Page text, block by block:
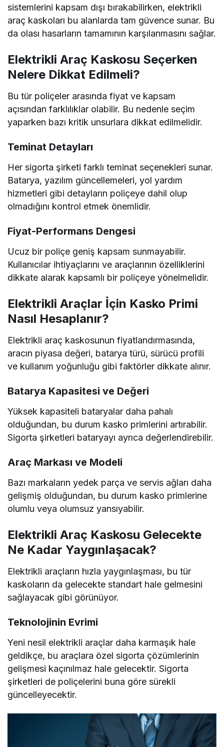
sistemlerini kapsam dışı bırakabilirken, elektrikli
araç kaskoları bu alanlarda tam güvence sunar. Bu
da olası hasarların tamamının karşılanmasını sağlar.
Elektrikli Araç Kaskosu Seçerken
Nelere Dikkat Edilmeli?
Bu tür poliçeler arasında fiyat ve kapsam
açısından farklılıklar olabilir. Bu nedenle seçim
yaparken bazı kritik unsurlara dikkat edilmelidir.
Teminat Detayları
Her sigorta şirketi farklı teminat seçenekleri sunar.
Batarya, yazılım güncellemeleri, yol yardım
hizmetleri gibi detayların poliçeye dahil olup
olmadığını kontrol etmek önemlidir.
Fiyat-Performans Dengesi
Ucuz bir poliçe geniş kapsam sunmayabilir.
Kullanıcılar ihtiyaçlarını ve araçlarının özelliklerini
dikkate alarak kapsamlı bir poliçeye yönelmelidir.
Elektrikli Araçlar İçin Kasko Primi
Nasıl Hesaplanır?
Elektrikli araç kaskosunun fiyatlandırmasında,
aracın piyasa değeri, batarya türü, sürücü profili
ve kullanım yoğunluğu gibi faktörler dikkate alınır.
Batarya Kapasitesi ve Değeri
Yüksek kapasiteli bataryalar daha pahalı
olduğundan, bu durum kasko primlerini artırabilir.
Sigorta şirketleri bataryayı ayrıca değerlendirebilir.
Araç Markası ve Modeli
Bazı markaların yedek parça ve servis ağları daha
gelişmiş olduğundan, bu durum kasko primlerine
olumlu veya olumsuz yansıyabilir.
Elektrikli Araç Kaskosu Gelecekte
Ne Kadar Yaygınlaşacak?
Elektrikli araçların hızla yaygınlaşması, bu tür
kaskoların da gelecekte standart hale gelmesini
sağlayacak gibi görünüyor.
Teknolojinin Evrimi
Yeni nesil elektrikli araçlar daha karmaşık hale
geldikçe, bu araçlara özel sigorta çözümlerinin
gelişmesi kaçınılmaz hale gelecektir. Sigorta
şirketleri de poliçelerini buna göre sürekli
güncelleyecektir.